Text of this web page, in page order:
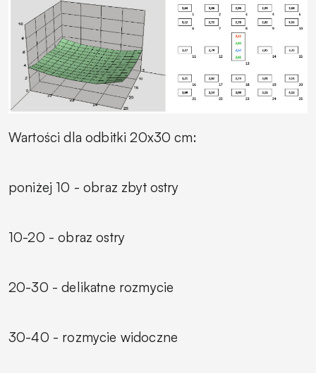
Wartości dla odbitki 20x30 cm:
poniżej 10 - obraz zbyt ostry
10-20 - obraz ostry
20-30 - delikatne rozmycie
30-40 - rozmycie widoczne